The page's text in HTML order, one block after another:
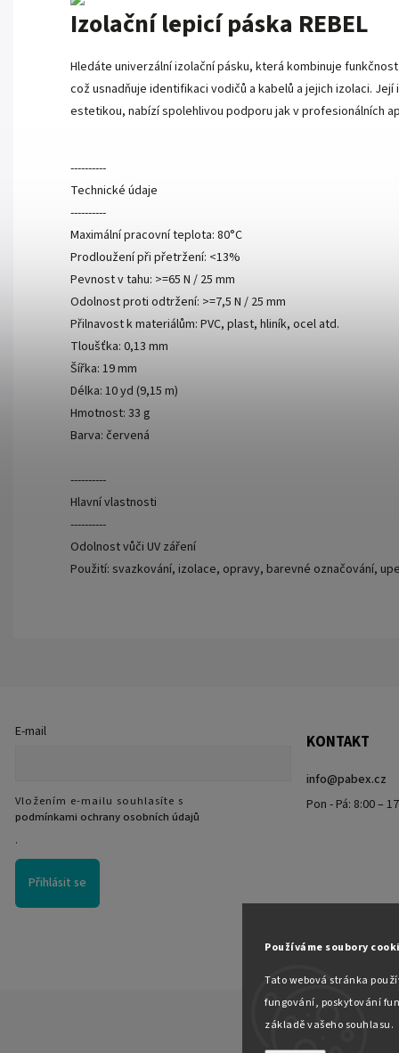
Používáme soubory
Tato webová stránka
fungování, poskytování
základě vašeho souhlasu.
Izolační lepicí páska REBEL
Hledáte univerzální izolační pásku, která kombinuje
což usnadňuje identifikaci vodičů a kabelů a jejich izolaci.
estetikou, nabízí spolehlivou podporu jak v profesionálních
----------
Technické údaje
----------
Maximální pracovní teplota: 80°C
Prodloužení při přetržení: <13%
Pevnost v tahu: >=65 N / 25 mm
Odolnost proti odtržení: >=7,5 N / 25 mm
Přilnavost k materiálům: PVC, plast, hliník, ocel atd.
Tloušťka: 0,13 mm
Šířka: 19 mm
Délka: 10 yd (9,15 m)
Hmotnost: 33 g
Barva: červená
----------
Hlavní vlastnosti
----------
Odolnost vůči UV záření
Použití: svazkování, izolace, opravy, barevné označování,
E-mail
Vložením e-mailu souhlasíte s
podmínkami ochrany osobních údajů
.
Přihlásit se
KONTAKT
info@pabex.cz
Pon - Pá: 8:00 –